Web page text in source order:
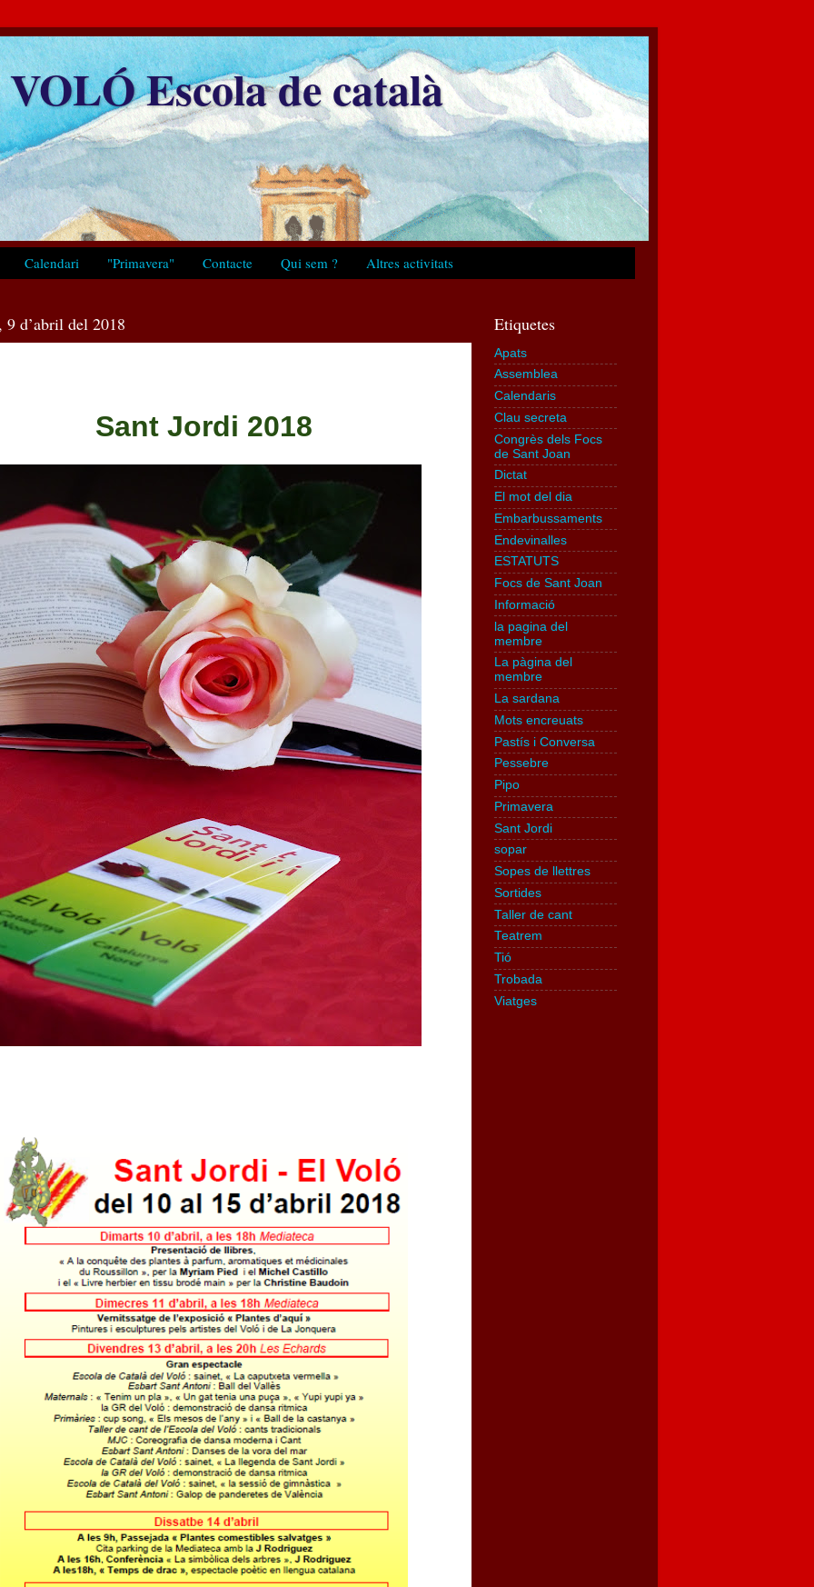
Escola de català
Calendari "Primavera" Contacte Qui sem ? Altres activitats
9 d’abril del 2018
Sant Jordi 2018
Etiquetes
Apats
Assemblea
Calendaris
Clau secreta
Congrès dels Focs
de Sant Joan
Dictat
El mot del dia
Embarbussaments
Endevinalles
ESTATUTS
Focs de Sant Joan
Informació
la pagina del
membre
La pàgina del
membre
La sardana
Mots encreuats
Pastís i Conversa
Pessebre
Pipo
Primavera
Sant Jordi
sopar
Sopes de llettres
Sortides
Taller de cant
Teatrem
Tió
Trobada
Viatges